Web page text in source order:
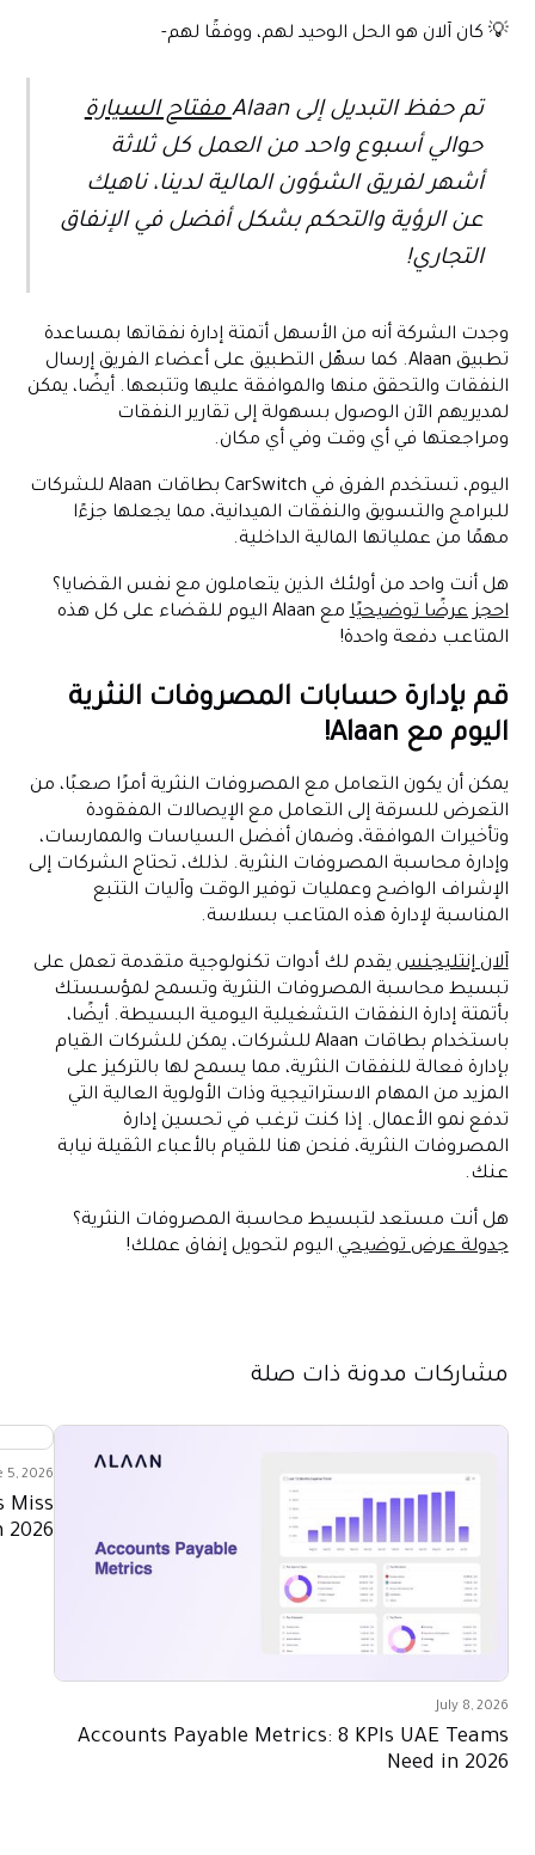
💡 كان آلان هو الحل الوحيد لهم، ووفقًا لهم-
تم حفظ التبديل إلى Alaan
مفتاح السيارة
حوالي أسبوع واحد من العمل كل ثلاثة
أشهر لفريق الشؤون المالية لدينا، ناهيك
عن الرؤية والتحكم بشكل أفضل في الإنفاق
التجاري!
وجدت الشركة أنه من الأسهل أتمتة إدارة نفقاتها بمساعدة
تطبيق Alaan. كما سهّل التطبيق على أعضاء الفريق إرسال
النفقات والتحقق منها والموافقة عليها وتتبعها. أيضًا، يمكن
لمديريهم الآن الوصول بسهولة إلى تقارير النفقات
ومراجعتها في أي وقت وفي أي مكان.
اليوم، تستخدم الفرق في CarSwitch بطاقات Alaan للشركات
للبرامج والتسويق والنفقات الميدانية، مما يجعلها جزءًا
مهمًا من عملياتها المالية الداخلية.
هل أنت واحد من أولئك الذين يتعاملون مع نفس القضايا؟
احجز عرضًا توضيحيًا
مع Alaan اليوم للقضاء على كل هذه
المتاعب دفعة واحدة!
قم بإدارة حسابات المصروفات النثرية
اليوم مع Alaan!
يمكن أن يكون التعامل مع المصروفات النثرية أمرًا صعبًا، من
التعرض للسرقة إلى التعامل مع الإيصالات المفقودة
وتأخيرات الموافقة، وضمان أفضل السياسات والممارسات،
وإدارة محاسبة المصروفات النثرية. لذلك، تحتاج الشركات إلى
الإشراف الواضح وعمليات توفير الوقت وآليات التتبع
المناسبة لإدارة هذه المتاعب بسلاسة.
آلان إنتليجنسيقدم لك أدوات تكنولوجية متقدمة تعمل على
تبسيط محاسبة المصروفات النثرية وتسمح لمؤسستك
بأتمتة إدارة النفقات التشغيلية اليومية البسيطة. أيضًا،
باستخدام بطاقات Alaan للشركات، يمكن للشركات القيام
بإدارة فعالة للنفقات النثرية، مما يسمح لها بالتركيز على
المزيد من المهام الاستراتيجية وذات الأولوية العالية التي
تدفع نمو الأعمال. إذا كنت ترغب في تحسين إدارة
المصروفات النثرية، فنحن هنا للقيام بالأعباء الثقيلة نيابة
عنك.
هل أنت مستعد لتبسيط محاسبة المصروفات النثرية؟
جدولة عرض توضيحياليوم لتحويل إنفاق عملك!
مشاركات مدونة ذات صلة
July 8, 2026
Accounts Payable Metrics: 8 KPIs UAE Teams
Need in 2026
5, 2026
Miss
2026